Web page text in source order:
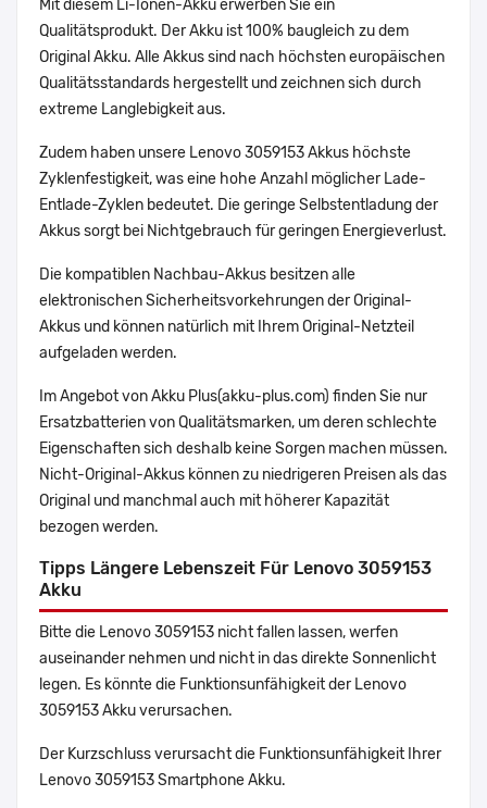
Mit diesem Li-Ionen-Akku erwerben Sie ein
Qualitätsprodukt. Der Akku ist 100% baugleich zu dem
Original Akku. Alle Akkus sind nach höchsten europäischen
Qualitätsstandards hergestellt und zeichnen sich durch
extreme Langlebigkeit aus.
Zudem haben unsere Lenovo 3059153 Akkus höchste
Zyklenfestigkeit, was eine hohe Anzahl möglicher Lade-
Entlade-Zyklen bedeutet. Die geringe Selbstentladung der
Akkus sorgt bei Nichtgebrauch für geringen Energieverlust.
Die kompatiblen Nachbau-Akkus besitzen alle
elektronischen Sicherheitsvorkehrungen der Original-
Akkus und können natürlich mit Ihrem Original-Netzteil
aufgeladen werden.
Im Angebot von Akku Plus(akku-plus.com) finden Sie nur
Ersatzbatterien von Qualitätsmarken, um deren schlechte
Eigenschaften sich deshalb keine Sorgen machen müssen.
Nicht-Original-Akkus können zu niedrigeren Preisen als das
Original und manchmal auch mit höherer Kapazität
bezogen werden.
Tipps Längere Lebenszeit Für Lenovo 3059153
Akku
Bitte die Lenovo 3059153 nicht fallen lassen, werfen
auseinander nehmen und nicht in das direkte Sonnenlicht
legen. Es könnte die Funktionsunfähigkeit der Lenovo
3059153 Akku verursachen.
Der Kurzschluss verursacht die Funktionsunfähigkeit Ihrer
Lenovo 3059153 Smartphone Akku.